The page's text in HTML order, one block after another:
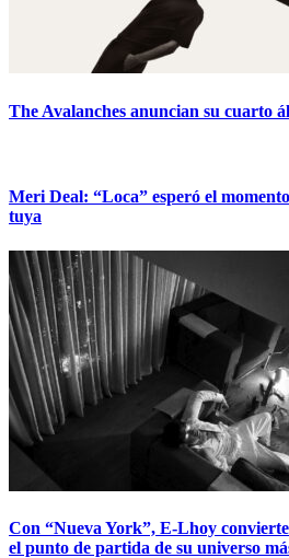
The Avalanches anuncian su cuarto
Meri Deal: “Loca” esperó el
tuya
Con “Nueva York”, E-Lhoy convierte
el punto de partida de su universo